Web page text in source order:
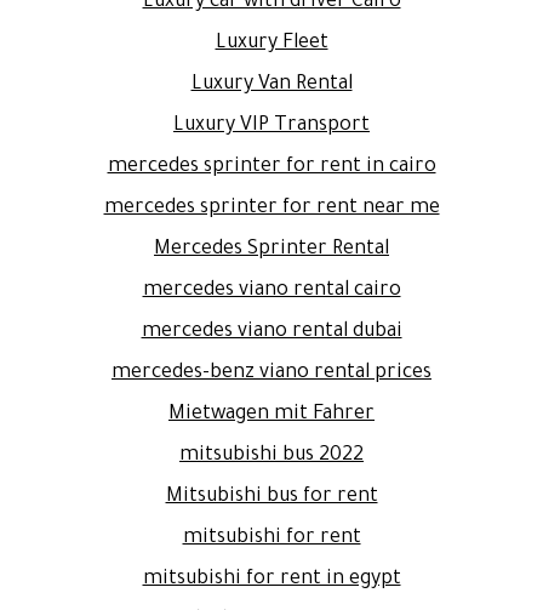
Luxury Fleet
Luxury Van Rental
Luxury VIP Transport
mercedes sprinter for rent in cairo
mercedes sprinter for rent near me
Mercedes Sprinter Rental
mercedes viano rental cairo
mercedes viano rental dubai
mercedes-benz viano rental prices
Mietwagen mit Fahrer
mitsubishi bus 2022
Mitsubishi bus for rent
mitsubishi for rent
mitsubishi for rent in egypt